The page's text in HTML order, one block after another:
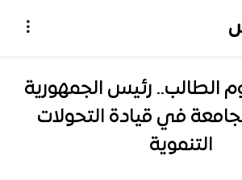
الطالب.. رئيس الجمهورية
في قيادة التحولات
التنموية